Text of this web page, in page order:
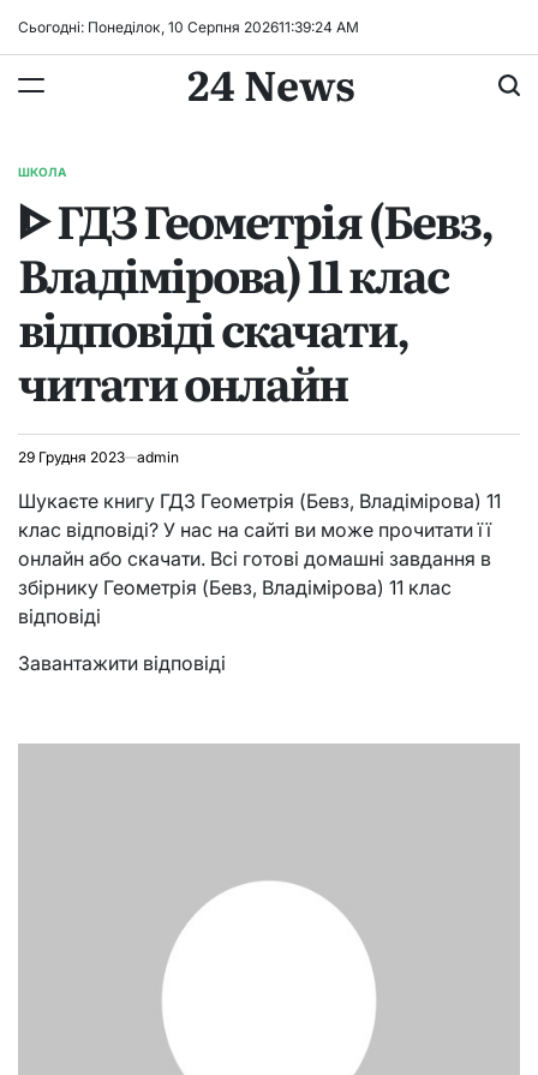
Сьогодні: Понеділок, 10 Серпня 202611:39:25 AM
24 News
ОПУБЛІКУВАТИ
ШКОЛА
ᐈ ГДЗ Геометрія (Бевз,
Владімірова) 11 клас
відповіді скачати,
читати онлайн
29 Грудня 2023 admin
Шукаєте книгу ГДЗ Геометрія (Бевз, Владімірова) 11
клас відповіді? У нас на сайті ви може прочитати її
онлайн або скачати. Всі готові домашні завдання в
збірнику Геометрія (Бевз, Владімірова) 11 клас
відповіді
Завантажити відповіді